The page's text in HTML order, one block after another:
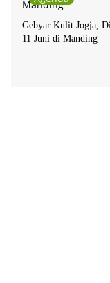
Gebyar Kulit Jogja,
11 Juni di Manding